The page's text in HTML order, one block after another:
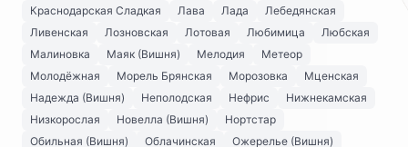
Краснодарская Сладкая
Лава Лада
Лебедянская
Ливенская
Лозновская Лотовая Любимица
Любская
Малиновка
Маяк (Вишня) Мелодия
Метеор
Молодёжная
Морель Брянская Морозовка
Мценская
Надежда (Вишня)
Неполодская Нефрис
Нижнекамская
Низкорослая
Новелла (Вишня)
Нортстар
Обильная (Вишня)
Облачинская
Ожерелье (Вишня)